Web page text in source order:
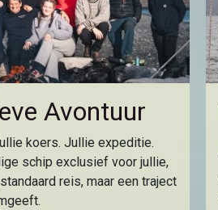
Avontuur
koers. Jullie expeditie.
schip exclusief voor jullie,
reis, maar een traject